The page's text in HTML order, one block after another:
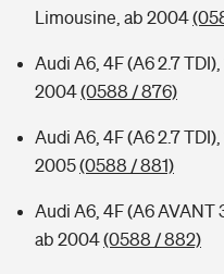
Limousine, ab 2004
Audi A6, 4F (A6 2.7
2004(0588 / 876)
Audi A6, 4F (A6 2.7
2005(0588 / 881)
Audi A6, 4F (A6 AVANT
ab 2004(0588 / 882)